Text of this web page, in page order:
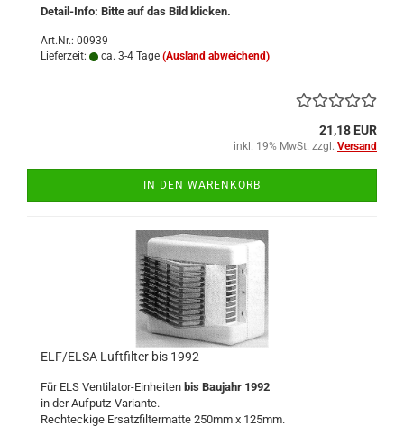
Detail-Info: Bitte auf das Bild klicken.
Art.Nr.: 00939
Lieferzeit:
ca. 3-4 Tage (Ausland abweichend)
21,18 EUR
inkl. 19% MwSt. zzgl. Versand
IN DEN WARENKORB
ELF/ELSA Luftfilter bis 1992
Für ELS Ventilator-Einheiten bis Baujahr 1992
in der Aufputz-Variante.
Rechteckige Ersatzfiltermatte 250mm x 125mm.